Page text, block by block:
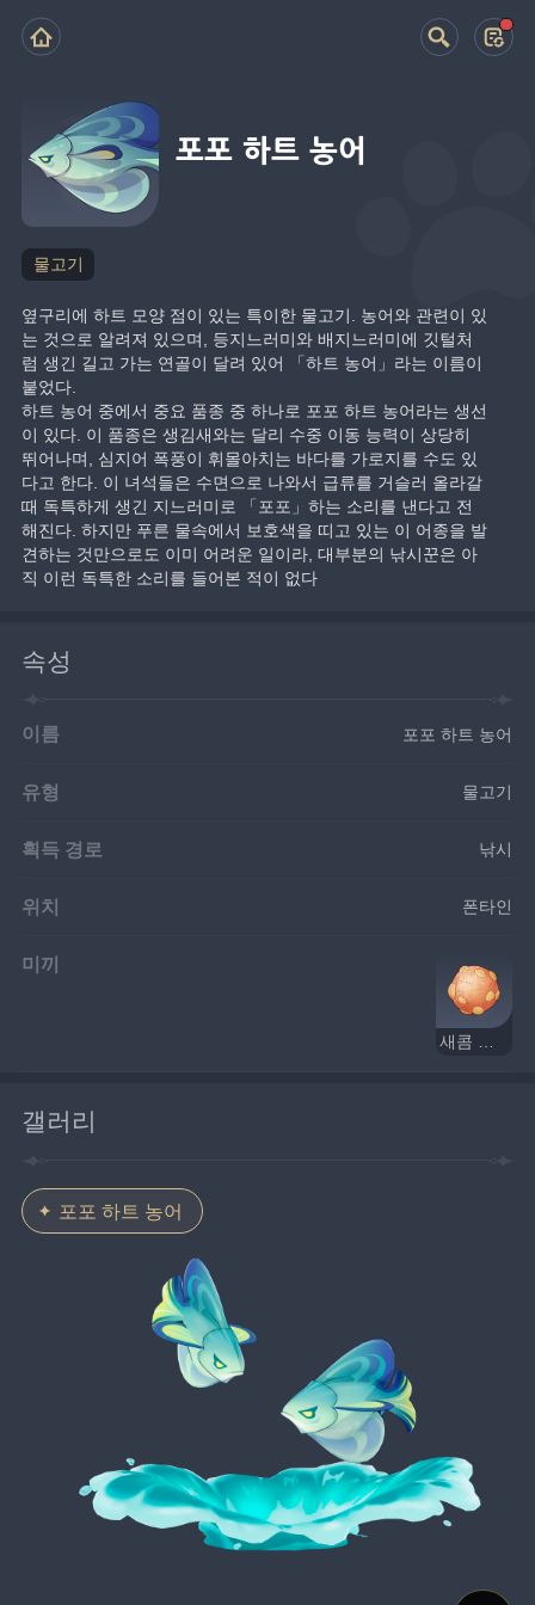
포포 하트 농어
물고기
옆구리에 하트 모양 점이 있는 특이한 물고기. 농어와 관련이 있
는 것으로 알려져 있으며, 등지느러미와 배지느러미에 깃털처
럼 생긴 길고 가는 연골이 달려 있어 「하트 농어」라는 이름이
붙었다.
하트 농어 중에서 중요 품종 중 하나로 포포 하트 농어라는 생선
이 있다. 이 품종은 생김새와는 달리 수중 이동 능력이 상당히
뛰어나며, 심지어 폭풍이 휘몰아치는 바다를 가로지를 수도 있
다고 한다. 이 녀석들은 수면으로 나와서 급류를 거슬러 올라갈
때 독특하게 생긴 지느러미로 「포포」하는 소리를 낸다고 전
해진다. 하지만 푸른 물속에서 보호색을 띠고 있는 이 어종을 발
견하는 것만으로도 이미 어려운 일이라, 대부분의 낚시꾼은 아
직 이런 독특한 소리를 들어본 적이 없다
속성
이름 포포 하트 농어
유형 물고기
획득 경로 낚시
위치 폰타인
미끼
갤러리
포포 하트 농어